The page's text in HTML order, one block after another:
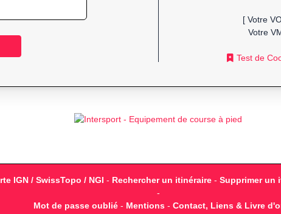
[ Votre
Votre
Test de
IGN / SwissTopo / NGI - Rechercher un itinéraire - Supprimer un
-
Mot de passe oublié- Mentions- Contact, Liens & Livre